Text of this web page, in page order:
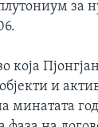
за
која
и
минатата